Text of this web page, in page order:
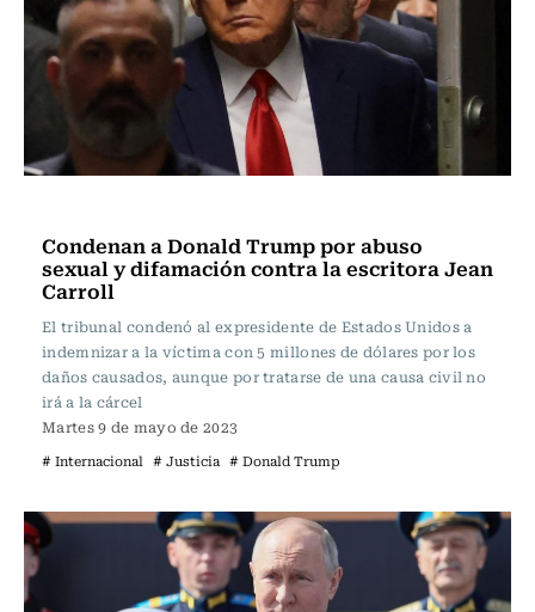
Condenan a Donald Trump por abuso
sexual y difamación contra la escritora Jean
Carroll
El tribunal condenó al expresidente de Estados Unidos a
indemnizar a la víctima con 5 millones de dólares por los
daños causados, aunque por tratarse de una causa civil no
irá a la cárcel
Martes 9 de mayo de 2023
# Internacional # Justicia # Donald Trump